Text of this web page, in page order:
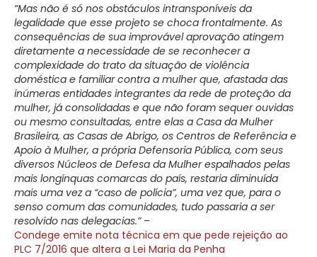
“Mas não é só nos obstáculos intransponíveis da
legalidade que esse projeto se choca frontalmente. As
consequências de sua improvável aprovação atingem
diretamente a necessidade de se reconhecer a
complexidade do trato da situação de violência
doméstica e familiar contra a mulher que, afastada das
inúmeras entidades integrantes da rede de proteção da
mulher, já consolidadas e que não foram sequer ouvidas
ou mesmo consultadas, entre elas a Casa da Mulher
Brasileira, as Casas de Abrigo, os Centros de Referência e
Apoio à Mulher, a própria Defensoria Pública, com seus
diversos Núcleos de Defesa da Mulher espalhados pelas
mais longínquas comarcas do país, restaria diminuída
mais uma vez a “caso de polícia”, uma vez que, para o
senso comum das comunidades, tudo passaria a ser
resolvido nas delegacias.” –
Condege emite nota técnica em que pede rejeição ao
PLC 7/2016 que altera a Lei Maria da Penha